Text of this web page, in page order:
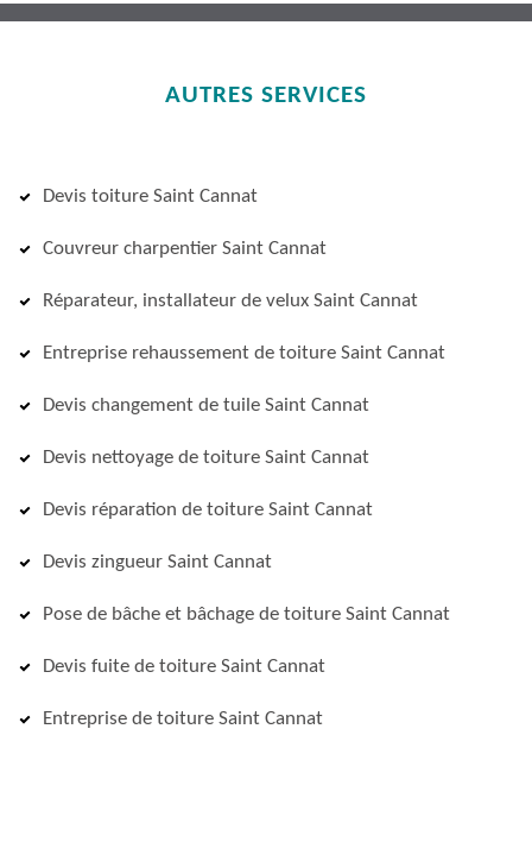
AUTRES SERVICES
Devis toiture Saint Cannat
Couvreur charpentier Saint Cannat
Réparateur, installateur de velux Saint Cannat
Entreprise rehaussement de toiture Saint Cannat
Devis changement de tuile Saint Cannat
Devis nettoyage de toiture Saint Cannat
Devis réparation de toiture Saint Cannat
Devis zingueur Saint Cannat
Pose de bâche et bâchage de toiture Saint Cannat
Devis fuite de toiture Saint Cannat
Entreprise de toiture Saint Cannat